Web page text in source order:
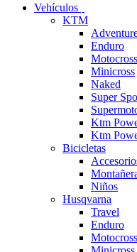
Vehículos
KTM
Enduro
Motocross
Minicross
Naked
Super
Ktm
Ktm
Bicicletas
Niños
Husqvarna
Travel
Enduro
Motocross